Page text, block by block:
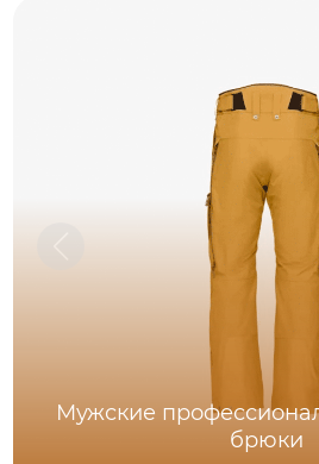
Мужские
брюки